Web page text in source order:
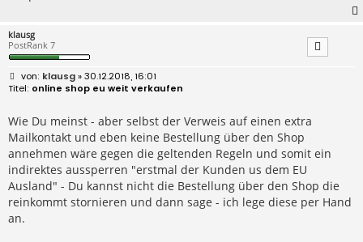
klausg
PostRank 7
B
e
r
a
g
klausg» 30.12.2018, 16:01
online shop eu weit verkaufen
Wie Du meinst - aber selbst der Verweis auf einen extra
Mailkontakt und eben keine Bestellung über den Shop
annehmen wäre gegen die geltenden Regeln und somit ein
indirektes aussperren "erstmal der Kunden us dem EU
Ausland" - Du kannst nicht die Bestellung über den Shop die
reinkommt stornieren und dann sage - ich lege diese per Hand
an.